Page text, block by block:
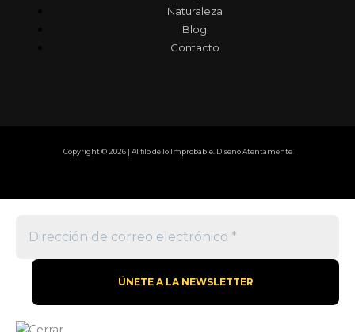
Naturaleza
Blog
Contacto
Copyright © 2026 | Al filo de lo Improbable. Diseño Atentamente